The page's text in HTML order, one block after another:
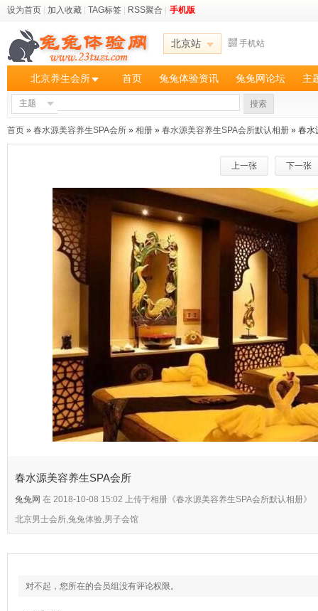
设为首页 加入收藏 TAG标签 RSS聚合 手机版
北京站 手机站
北京养生会所 首页 兔兔体验资讯 兔兔网论坛 主
主题 搜索
首页 » 春水源美容养生SPA会所 » 相册 » 春水源美容养生SPA会所默认相册 » 春水
上一张 下一张
春水源美容养生SPA会所
兔兔网 在 2018-10-08 15:02 上传于相册《春水源美容养生SPA会所默认相册》
北京男士会所,兔兔体验,男子会馆
对不起，您所在的会员组没有评论权限。